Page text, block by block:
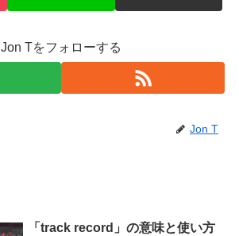
Jon Tをフォローする
Jon T
「track record」の意味と使い方